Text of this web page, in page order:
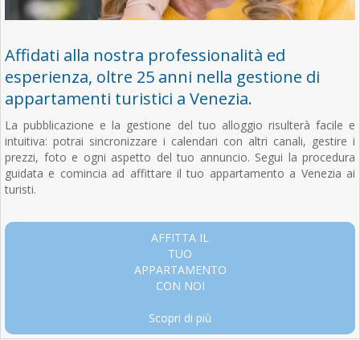
Affidati alla nostra professionalità ed
esperienza, oltre 25 anni nella gestione di
appartamenti turistici a Venezia.
La pubblicazione e la gestione del tuo alloggio risulterà facile e
intuitiva: potrai sincronizzare i calendari con altri canali, gestire i
prezzi, foto e ogni aspetto del tuo annuncio. Segui la procedura
guidata e comincia ad affittare il tuo appartamento a Venezia ai
turisti.
AFFITTA IL
TUO
APPARTAMENTO
CON NOI
Scopri di più